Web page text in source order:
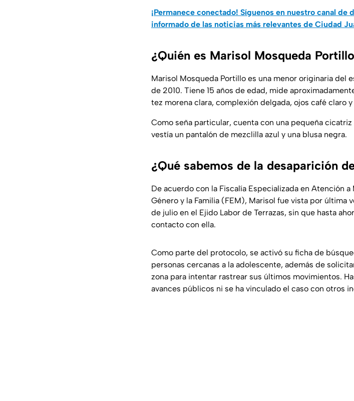
¡Permanece conectado! Síguenos en nuestro canal
informado de las noticias más relevantes de Ciudad
¿Quién es Marisol Mosqueda
Marisol Mosqueda Portillo es una menor originaria del
de 2010. Tiene 15 años de edad, mide
tez morena clara, complexión delgada, ojos café claro
Como seña particular, cuenta con una pequeña
vestía un pantalón de mezclilla azul y una blusa negra.
¿Qué sabemos de la desaparición
De acuerdo con la Fiscalía Especializada en Atención
Género y la Familia (FEM), Marisol fue vista por última
de julio en el Ejido Labor de Terrazas, sin que hasta
contacto con ella.
Como parte del protocolo, se activó su ficha de
personas cercanas a la adolescente, además de
zona para intentar rastrear sus últimos movimientos.
avances públicos ni se ha vinculado el caso con otros